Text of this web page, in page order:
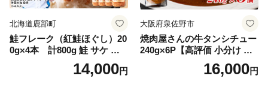
北海道鹿部町
鮭フレーク（紅鮭ほぐし）20
0g×4本 計800g 鮭 サケ 鮭
ほぐし サケフレーク シャケ
フレーク 鮭フレーク14,000円
大阪府泉佐野市
焼肉屋さんの牛タンシチュー
240g×6P【高評価 小分け 惣
菜 牛たん 一人暮らし 冷凍】
16,000円